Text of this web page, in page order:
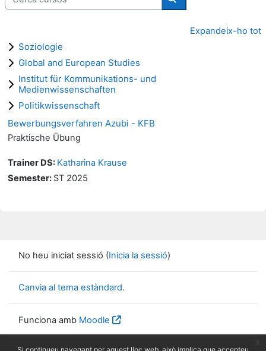
Cerca cursos
Expandeix-ho tot
Soziologie
Global and European Studies
Institut für Kommunikations- und
Medienwissenschaften
Politikwissenschaft
Bewerbungsverfahren Azubi - KFB
Praktische Übung
Trainer DS: Katharina Krause
Semester: ST 2025
No heu iniciat sessió (Inicia la sessió)
Canvia al tema estàndard.
Funciona amb Moodle